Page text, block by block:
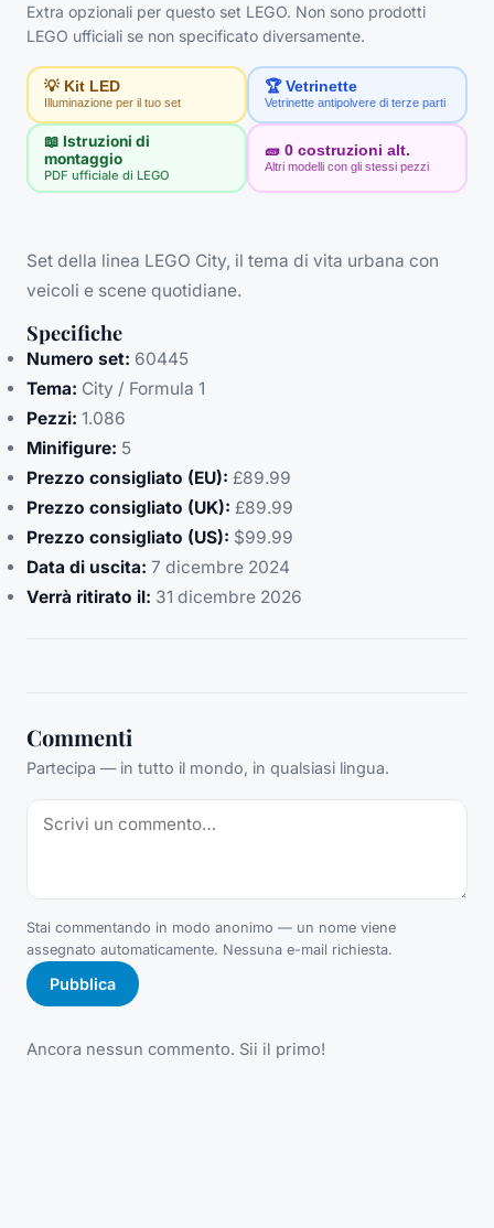
Extra opzionali per questo set LEGO. Non sono prodotti
LEGO ufficiali se non specificato diversamente.
💡 Kit LED
Illuminazione per il tuo set
🏆 Vetrinette
Vetrinette antipolvere di terze parti
📖 Istruzioni di
montaggio
PDF ufficiale di LEGO
🧱 0 costruzioni alt.
Altri modelli con gli stessi pezzi
Set della linea LEGO City, il tema di vita urbana con
veicoli e scene quotidiane.
Specifiche
Numero set: 60445
Tema: City / Formula 1
Pezzi: 1.086
Minifigure: 5
Prezzo consigliato (EU): £89.99
Prezzo consigliato (UK): £89.99
Prezzo consigliato (US): $99.99
Data di uscita: 7 dicembre 2024
Verrà ritirato il: 31 dicembre 2026
Commenti
Partecipa — in tutto il mondo, in qualsiasi lingua.
Stai commentando in modo anonimo — un nome viene
assegnato automaticamente. Nessuna e-mail richiesta.
Pubblica
Ancora nessun commento. Sii il primo!